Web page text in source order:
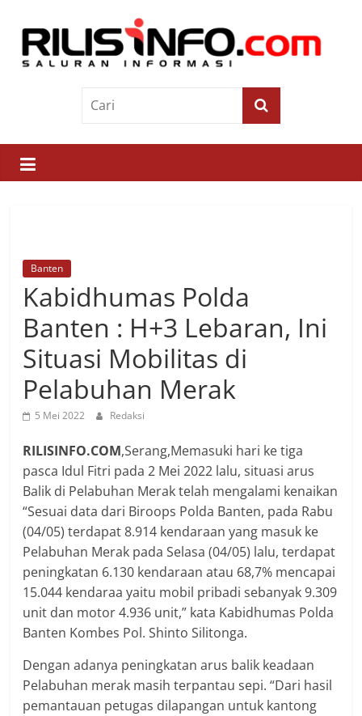
contentRilis
Saluran
Informasi
Banten
Kabidhumas Polda
Banten : H+3 Lebaran, Ini
Situasi Mobilitas di
Pelabuhan Merak
5 Mei 2022 Redaksi
RILISINFO.COM,Serang,Memasuki hari ke tiga
pasca Idul Fitri pada 2 Mei 2022 lalu, situasi arus
Balik di Pelabuhan Merak telah mengalami kenaikan
“Sesuai data dari Biroops Polda Banten, pada Rabu
(04/05) terdapat 8.914 kendaraan yang masuk ke
Pelabuhan Merak pada Selasa (04/05) lalu, terdapat
peningkatan 6.130 kendaraan atau 68,7% mencapai
15.044 kendaraa yaitu mobil pribadi sebanyak 9.309
unit dan motor 4.936 unit,” kata Kabidhumas Polda
Banten Kombes Pol. Shinto Silitonga.
Dengan adanya peningkatan arus balik keadaan
Pelabuhan merak masih terpantau sepi. “Dari hasil
pemantauan petugas dilapangan untuk kantong